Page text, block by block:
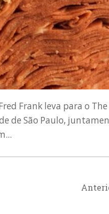
Frank leva para o
de São Paulo,